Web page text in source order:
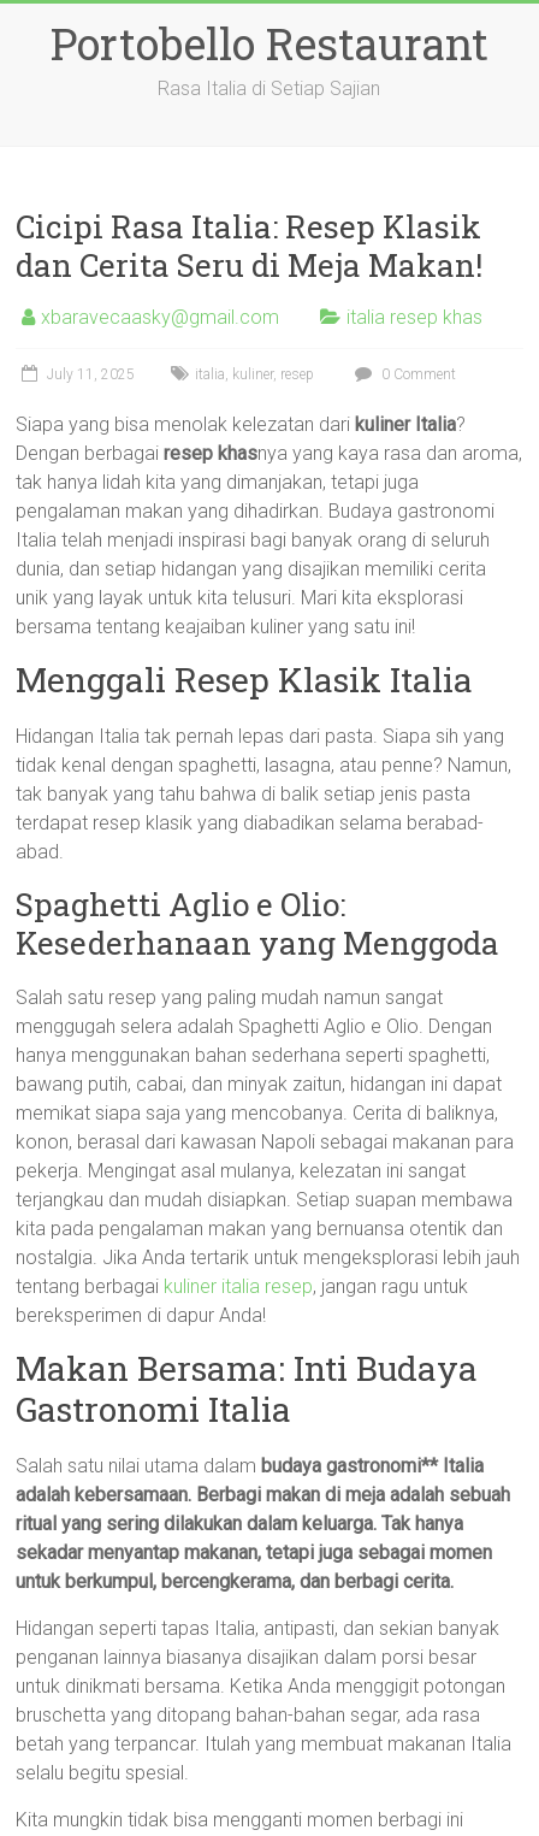
contentPortobello Restaurant
Rasa Italia di Setiap Sajian
Cicipi Rasa Italia: Resep Klasik
dan Cerita Seru di Meja Makan!
xbaravecaasky@gmail.com italia resep khas
July 11, 2025 italia, kuliner, resep 0 Comment
Siapa yang bisa menolak kelezatan dari kuliner Italia?
Dengan berbagairesep khasnya yang kaya rasa dan aroma,
tak hanya lidah kita yang dimanjakan, tetapi juga
pengalaman makan yang dihadirkan. Budaya gastronomi
Italia telah menjadi inspirasi bagi banyak orang di seluruh
dunia, dan setiap hidangan yang disajikan memiliki cerita
unik yang layak untuk kita telusuri. Mari kita eksplorasi
bersama tentang keajaiban kuliner yang satu ini!
Menggali Resep Klasik Italia
Hidangan Italia tak pernah lepas dari pasta. Siapa sih yang
tidak kenal dengan spaghetti, lasagna, atau penne? Namun,
tak banyak yang tahu bahwa di balik setiap jenis pasta
terdapat resep klasik yang diabadikan selama berabad-
abad.
Spaghetti Aglio e Olio:
Kesederhanaan yang Menggoda
Salah satu resep yang paling mudah namun sangat
menggugah selera adalah Spaghetti Aglio e Olio. Dengan
hanya menggunakan bahan sederhana seperti spaghetti,
bawang putih, cabai, dan minyak zaitun, hidangan ini dapat
memikat siapa saja yang mencobanya. Cerita di baliknya,
konon, berasal dari kawasan Napoli sebagai makanan para
pekerja. Mengingat asal mulanya, kelezatan ini sangat
terjangkau dan mudah disiapkan. Setiap suapan membawa
kita pada pengalaman makan yang bernuansa otentik dan
nostalgia. Jika Anda tertarik untuk mengeksplorasi lebih jauh
tentang berbagai kuliner italia resep, jangan ragu untuk
bereksperimen di dapur Anda!
Makan Bersama: Inti Budaya
Gastronomi Italia
Salah satu nilai utama dalam budaya gastronomi** Italia
adalah kebersamaan. Berbagi makan di meja adalah sebuah
ritual yang sering dilakukan dalam keluarga. Tak hanya
sekadar menyantap makanan, tetapi juga sebagai momen
untuk berkumpul, bercengkerama, dan berbagi cerita.
Hidangan seperti tapas Italia, antipasti, dan sekian banyak
penganan lainnya biasanya disajikan dalam porsi besar
untuk dinikmati bersama. Ketika Anda menggigit potongan
bruschetta yang ditopang bahan-bahan segar, ada rasa
betah yang terpancar. Itulah yang membuat makanan Italia
selalu begitu spesial.
Kita mungkin tidak bisa mengganti momen berbagi ini